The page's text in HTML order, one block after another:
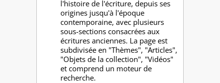
l'histoire de l'écriture, depuis ses
origines jusqu'à l'époque
contemporaine, avec plusieurs
sous-sections consacrées aux
écritures anciennes. La page est
subdivisée en "Thèmes", "Articles",
"Objets de la collection", "Vidéos"
et comprend un moteur de
recherche.